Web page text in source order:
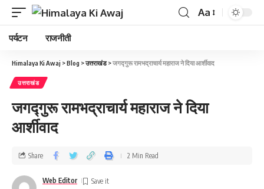
Aa
पर्यटन राजनीती
Himalaya Ki Awaj >Blog >उत्तराखंड>जगद्गुरू रामभद्राचार्य महाराज ने दिया आर्शीवाद
उत्तराखंड
जगद्गुरू रामभद्राचार्य महाराज ने दिया
आर्शीवाद
Web Editor
Share 2 Min Read